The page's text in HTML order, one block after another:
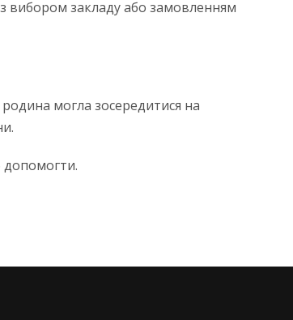
вибором закладу або замовленням
могла зосередитися на
допомогти.